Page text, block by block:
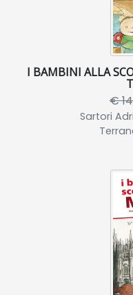
I BAMBINI ALLA
€
Sartori